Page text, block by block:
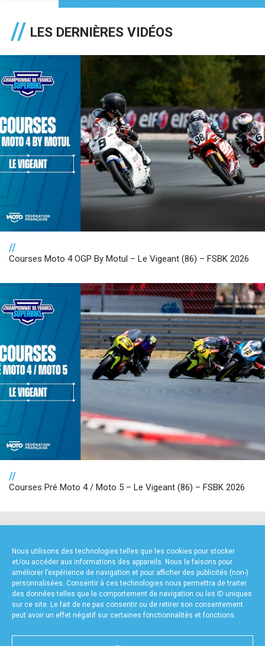
Nous utilisons des technologies telles que les cookies pour stocker
et/ou accéder aux informations des appareils. Nous le faisons pour
améliorer l’expérience de navigation et pour afficher des publicités (non-)
personnalisées. Consentir à ces technologies nous permettra de traiter
des données telles que le comportement de navigation ou les ID uniques
sur ce site. Le fait de ne pas consentir ou de retirer son consentement
peut avoir un effet négatif sur certaines fonctionnalités et fonctions.
LES DERNIÈRES VIDÉOS
//
Courses Moto 4 OGP By Motul – Le Vigeant (86) – FSBK 2026
//
Courses Pré Moto 4 / Moto 5 – Le Vigeant (86) – FSBK 2026